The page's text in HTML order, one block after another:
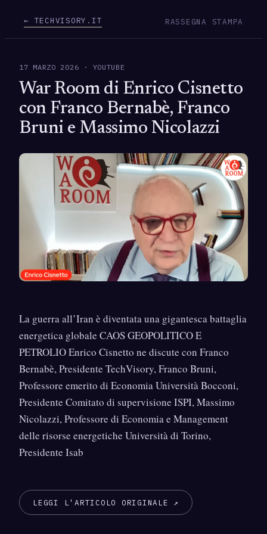
← TECHVISORY.IT RASSEGNA STAMPA
17 MARZO 2026 · YOUTUBE
War Room di Enrico Cisnetto
con Franco Bernabè, Franco
Bruni e Massimo Nicolazzi
La guerra all’Iran è diventata una gigantesca battaglia
energetica globale CAOS GEOPOLITICO E
PETROLIO Enrico Cisnetto ne discute con Franco
Bernabè, Presidente TechVisory, Franco Bruni,
Professore emerito di Economia Università Bocconi,
Presidente Comitato di supervisione ISPI, Massimo
Nicolazzi, Professore di Economia e Management
delle risorse energetiche Università di Torino,
Presidente Isab
LEGGI L'ARTICOLO ORIGINALE ↗